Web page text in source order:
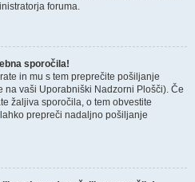
foruma.
sporočila!
in mu s tem preprečite pošiljanje
na vaši Uporabniški Nadzorni Plošči). Če
žaljiva sporočila, o tem obvestite
prepreči nadaljno pošiljanje